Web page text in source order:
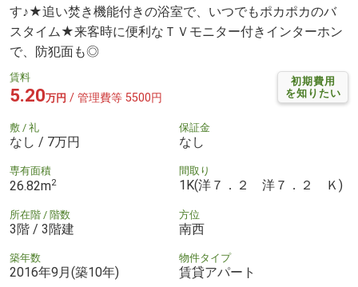
す♪★追い焚き機能付きの浴室で、いつでもポカポカのバ
スタイム★来客時に便利なＴＶモニター付きインターホン
で、防犯面も◎
初期費用
を知りたい
賃料
5.20万円 / 管理費等 5500円
敷 / 礼
なし / 7万円
保証金
なし
専有面積
26.82m2
間取り
1K(洋７．２ 洋７．２ Ｋ)
所在階 / 階数
3階 / 3階建
方位
南西
築年数
2016年9月(築10年)
物件タイプ
賃貸アパート